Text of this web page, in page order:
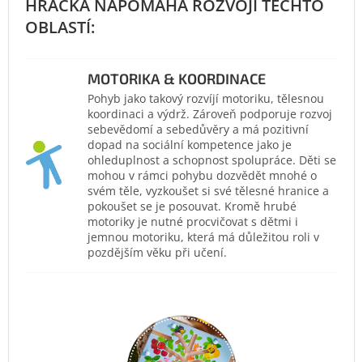
MOTORIKA & KOORDINACE
Pohyb jako takový rozvíjí motoriku, tělesnou
koordinaci a výdrž. Zároveň podporuje rozvoj
sebevědomí a sebedůvěry a má pozitivní
dopad na sociální kompetence jako je
ohleduplnost a schopnost spolupráce. Děti se
mohou v rámci pohybu dozvědět mnohé o
svém těle, vyzkoušet si své tělesné hranice a
pokoušet se je posouvat. Kromě hrubé
motoriky je nutné procvičovat s dětmi i
jemnou motoriku, která má důležitou roli v
pozdějším věku při učení.